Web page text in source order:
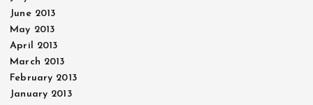
June 2013
May 2013
April 2013
March 2013
February 2013
January 2013